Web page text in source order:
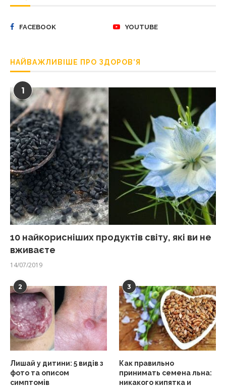
FACEBOOK YOUTUBE
НАЙВАЖЛИВІШЕ ПРО ЗДОРОВ’Я
1
10 найкорисніших продуктів світу, які ви не
вживаєте
14/07/2019
2
Лишай у дитини: 5 видів з
фото та описом
симптомів
3
Как правильно
принимать семена льна:
никакого кипятка и